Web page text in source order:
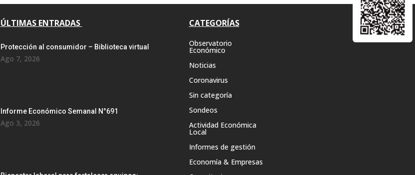
ÚLTIMAS ENTRADAS
Protección al consumidor – Biblioteca virtual
Ago 7, 2026
Informe Económico Semanal N°691
Ago 3, 2026
CATEGORÍAS
Observatorio
Económico
Noticias
Coronavirus
Sin categoría
Sondeos
Actividad Económica
Local
Informes de gestión
Economía & Empresas